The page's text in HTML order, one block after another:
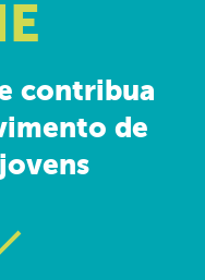
contribua
de